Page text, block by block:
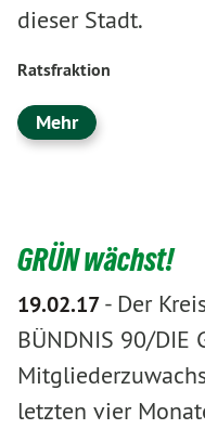
dieser Stadt.
Ratsfraktion
Mehr
GRÜN wächst!
19.02.17- Der
BÜNDNIS 90/DIE
letzten vier